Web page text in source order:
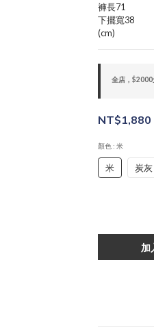
褲長71
下擺寬38
(cm)
全店，$2000
NT$1,880
顏色 : 米
米 炭灰
加